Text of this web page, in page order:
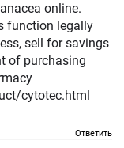
online.
function legally
sell for savings
of purchasing
cytotec.html
Ответить